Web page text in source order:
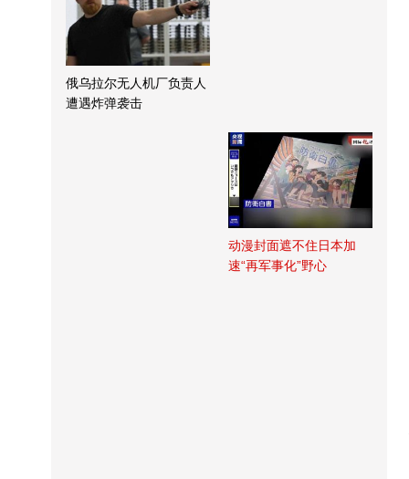
俄乌拉尔无人机厂负责人
遭遇炸弹袭击
动漫封面遮不住日本加
速“再军事化”野心